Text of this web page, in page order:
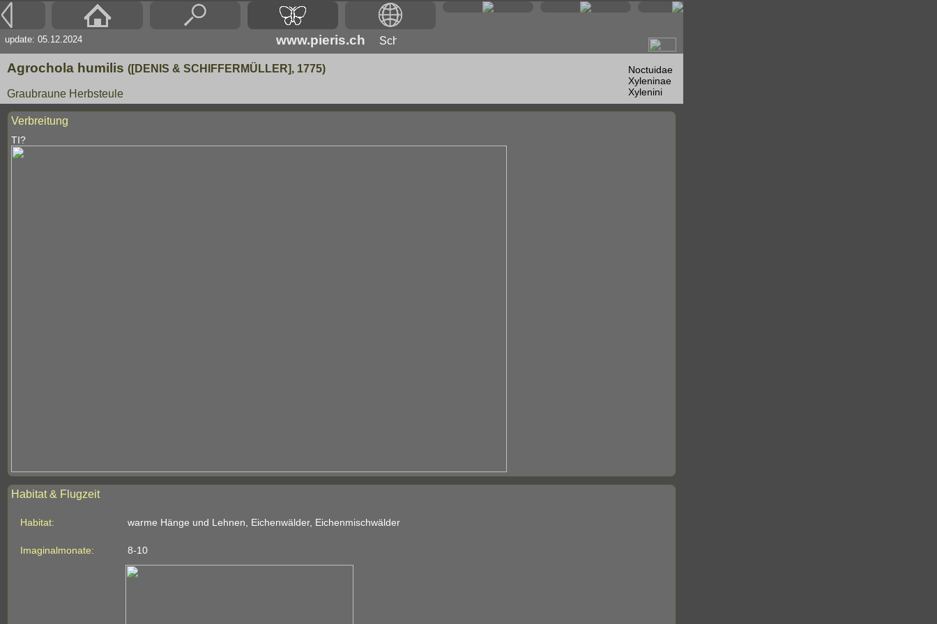
update: 05.12.2024
www.pieris.ch
Agrochola humilis ([DENIS & SCHIFFERMÜLLER], 1775)
Noctuidae
Xyleninae
Xylenini
Graubraune Herbsteule
Verbreitung
TI?
Habitat & Flugzeit
Habitat: warme Hänge und Lehnen, Eichenwälder, Eichenmischwälder
Imaginalmonate: 8-10